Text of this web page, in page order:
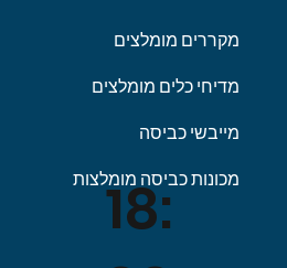
מקררים מומלצים
מדיחי כלים מומלצים
מייבשי כביסה
מכונות כביסה מומלצות
18: